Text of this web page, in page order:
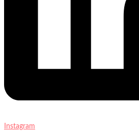
Instagram